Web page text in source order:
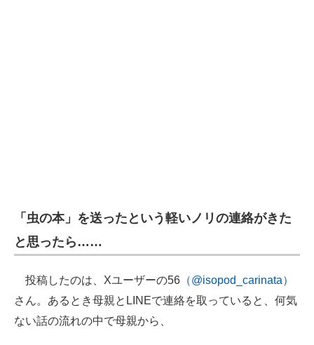
「虫の本」を送ったという軽いノリの連絡がきた
と思ったら……
投稿したのは、Xユーザーの56 （@isopod_carinata）
さん。あるとき母親とLINEで連絡を取っていると、何気
ない話の流れの中で母親から、